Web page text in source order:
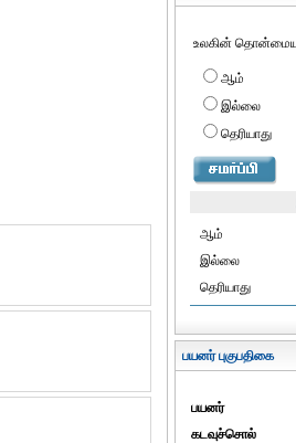
உலகின்
ஆம்
இல்லை
தெரியாது
ஆம்
இல்லை
தெரியாது
பயனர் புகுபதிகை
பயனர்
கடவுச்சொல்